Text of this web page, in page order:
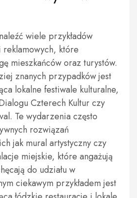
wiele przykładów
reklamowych, które
mieszkańców oraz turystów.
znanych przypadków jest
lokalne festiwale kulturalne,
Czterech Kultur czy
Te wydarzenia często
rozwiązań
jak mural artystyczny czy
miejskie, które angażują
do udziału w
ciekawym przykładem jest